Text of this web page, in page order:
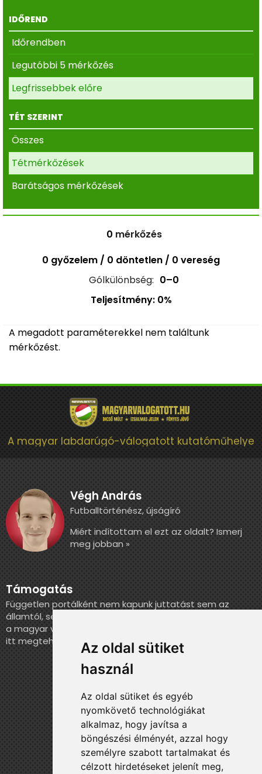
Az oldal sütiket
használ
Az oldal sütiket és egyéb
nyomkövető technológiákat
alkalmaz, hogy javítsa a
böngészési élményét, azzal hogy
személyre szabott tartalmakat és
célzott hirdetéseket jelenít meg,
IDŐREND
Időrendben
Legutóbbi 5 mérkőzés
Legfrissebbek előre
TÉT SZERINT
Összes
Tétmérkőzések
Barátságos mérkőzések
0 mérkőzés
0 győzelem / 0 döntetlen / 0 vereség
Gólkülönbség: 0–0
Teljesítmény: 0%
A megadott paraméterekkel nem találtunk
mérkőzést.
A magyar labdarúgó-válogatott kutatóműhelye
Végh András
Futballtörténész, újságíró
Miért indítottam el ezt az oldalt? Ismerj
meg jobban »
Támogatás
Független portálként nem kapunk juttatást sem az
államtól, sem más szervezettől. Ha szeretnél segíteni
a magyar válogatott történelmének feldolgozásában,
itt megteheted.